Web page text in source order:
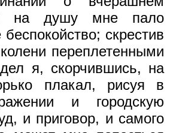
на душу мне пало
скрестив
переплетенными
я, скорчившись, на
плакал, рисуя в
и городскую
и приговор, и самого